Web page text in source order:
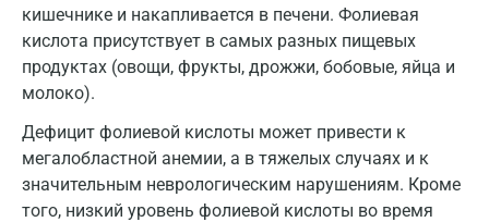
кишечнике и накапливается в печени. Фолиевая
кислота присутствует в самых разных пищевых
продуктах (овощи, фрукты, дрожжи, бобовые, яйца и
молоко).
Дефицит фолиевой кислоты может привести к
мегалобластной анемии, а в тяжелых случаях и к
значительным неврологическим нарушениям. Кроме
того, низкий уровень фолиевой кислоты во время
Дмитров
Долгопрудный
Домодедово
Екатеринбург
Жуковский